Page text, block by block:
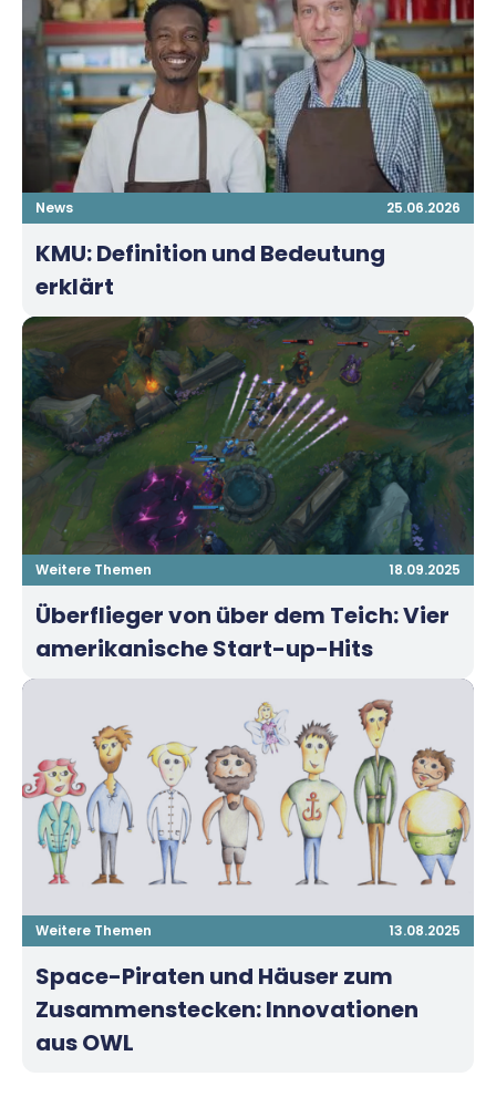
25.06.2026
News
KMU: Definition und Bedeutung
erklärt
18.09.2025
Weitere Themen
Überflieger von über dem Teich: Vier
amerikanische Start-up-Hits
13.08.2025
Weitere Themen
Space-Piraten und Häuser zum
Zusammenstecken: Innovationen
aus OWL